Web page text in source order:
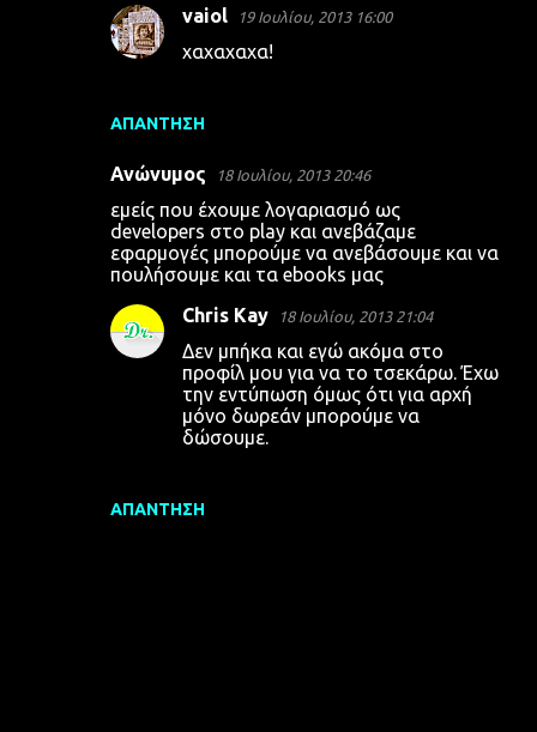
ΑΠΆΝΤΗΣΗ
vaiol 19 Ιουλίου, 2013 16:00
χαχαχαχα!
Ανώνυμος 18 Ιουλίου, 2013 20:46
εμείς που έχουμε λογαριασμό ως
developers στο play και ανεβάζαμε
εφαρμογές μπορούμε να ανεβάσουμε και να
πουλήσουμε και τα ebooks μας
ΑΠΆΝΤΗΣΗ
Chris Kay 18 Ιουλίου, 2013 21:04
Δεν μπήκα και εγώ ακόμα στο
προφίλ μου για να το τσεκάρω. Έχω
την εντύπωση όμως ότι για αρχή
μόνο δωρεάν μπορούμε να
δώσουμε.